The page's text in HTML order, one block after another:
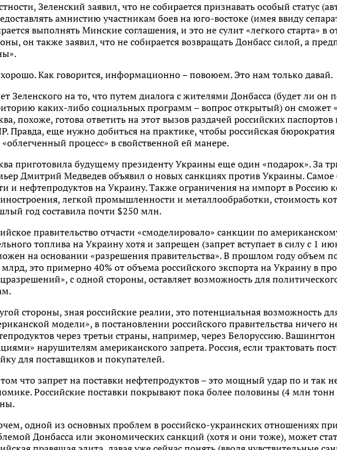
Зеленский заявил, что не собирается признавать особый статус
амнистию участникам боев на юго-востоке (имея ввиду
выполнять Минские соглашения, и это не сулит «легкого старта» в
он также заявил, что не собирается возвращать Донбасс силой, а
Как говорится, информационно – повоюем. Это нам только давай.
Зеленского на то, что путем диалога с жителями Донбасса (будет ли он
каких-либо социальных программ – вопрос открытый) он сможет
похоже, готова ответить на этот вызов раздачей российских
Правда, еще нужно добиться на практике, чтобы российская
«облегченный процесс» в свойственной ей манере.
приготовила будущему президенту Украины еще один «подарок». За
Дмитрий Медведев объявил о новых санкциях против Украины. Самое
и нефтепродуктов на Украину. Также ограничения на импорт в Россию
легкой промышленности и металлообработки, стоимость
год составила почти $250 млн.
правительство отчасти «смоделировало» санкции по
топлива на Украину хотя и запрещен (запрет вступает в силу с 1
на основании «разрешения правительства». В прошлом году объем
это примерно 40% от объема российского экспорта на Украину в
с одной стороны, оставляет возможность для
стороны, зная российские реалии, это потенциальная возможность
модели», в постановлении российского правительства ничего
через третьи страны, например, через Белоруссию.
нарушителям американского запрета. Россия, если трактовать
для поставщиков и покупателей.
что запрет на поставки нефтепродуктов – это мощный удар по и так
Российские поставки покрывают пока более половины (4 млн
одной из основных проблем в российско-украинских отношениях
Донбасса или экономических санкций (хотя и они тоже), может